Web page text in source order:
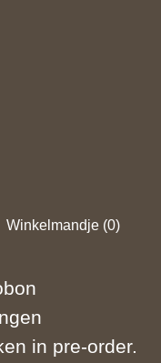
Winkelmandje (0)
in pre-order.